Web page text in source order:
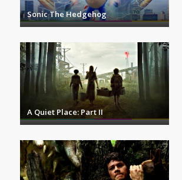
Sonic The Hedgehog
A Quiet Place: Part II